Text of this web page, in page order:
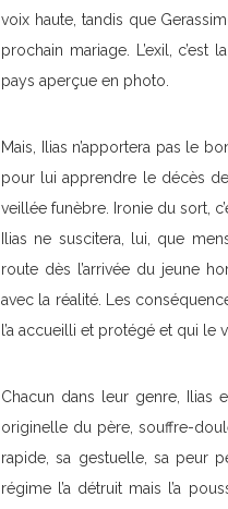
voix haute, tandis que
prochain mariage. L’exil,
pays aperçue en photo.
Mais, Ilias n’apportera pas le
pour lui apprendre le décès
veillée funèbre. Ironie du sort,
Ilias ne suscitera, lui, que
route dès l’arrivée du jeune
avec la réalité. Les
l’a accueilli et protégé et qui le
Chacun dans leur genre, Ilias
originelle du père, souffre-
rapide, sa gestuelle, sa peur
régime l’a détruit mais l’a